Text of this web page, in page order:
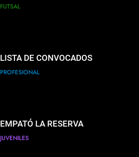
FUTSAL
LISTA DE CONVOCADOS
PROFESIONAL
EMPATÓ LA RESERVA
JUVENILES